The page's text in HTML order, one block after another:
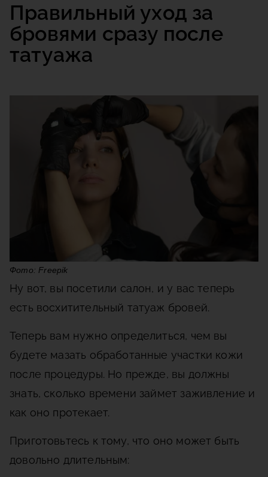
Правильный уход за
бровями сразу после
татуажа
Фото: Freepik
Ну вот, вы посетили салон, и у вас теперь
есть восхитительный татуаж бровей.
Теперь вам нужно определиться, чем вы
будете мазать обработанные участки кожи
после процедуры. Но прежде, вы должны
знать, сколько времени займет заживление и
как оно протекает.
Приготовьтесь к тому, что оно может быть
довольно длительным: